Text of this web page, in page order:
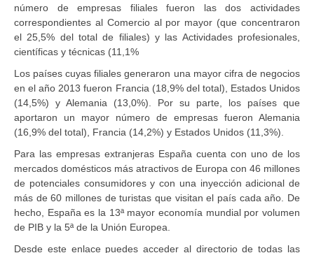
número de empresas filiales fueron las dos actividades
correspondientes al Comercio al por mayor (que concentraron
el 25,5% del total de filiales) y las Actividades profesionales,
científicas y técnicas (11,1%
Los países cuyas filiales generaron una mayor cifra de negocios
en el año 2013 fueron Francia (18,9% del total), Estados Unidos
(14,5%) y Alemania (13,0%). Por su parte, los países que
aportaron un mayor número de empresas fueron Alemania
(16,9% del total), Francia (14,2%) y Estados Unidos (11,3%).
Para las empresas extranjeras España cuenta con uno de los
mercados domésticos más atractivos de Europa con 46 millones
de potenciales consumidores y con una inyección adicional de
más de 60 millones de turistas que visitan el país cada año. De
hecho, España es la 13ª mayor economía mundial por volumen
de PIB y la 5ª de la Unión Europea.
Desde este enlace puedes acceder al directorio de todas las